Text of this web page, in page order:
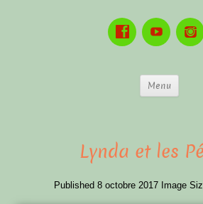
Menu
Lynda et les
Published 8 octobre 2017 Image